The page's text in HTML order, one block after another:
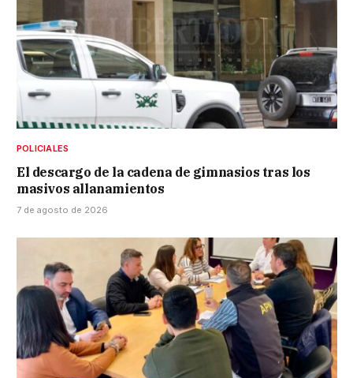
POLICIALES
El descargo de la cadena de gimnasios tras los
masivos allanamientos
7 de agosto de 2026